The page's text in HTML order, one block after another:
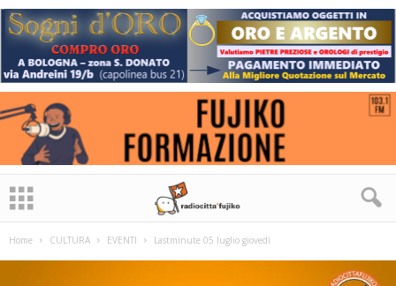
Home CULTURA EVENTI Lastminute 05 luglio giovedì